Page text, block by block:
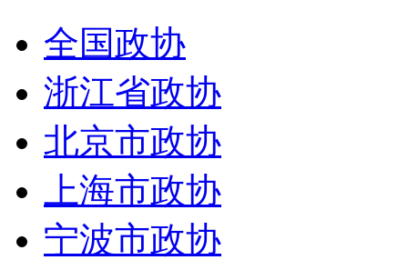
全国政协
浙江省政协
北京市政协
上海市政协
宁波市政协